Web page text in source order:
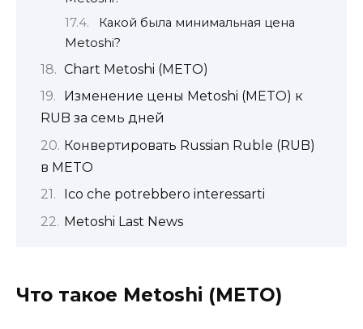
Какой была минимальная цена
Metoshi?
Chart Metoshi (METO)
Изменение цены Metoshi (METO) к
RUB за семь дней
Конвертировать Russian Ruble (RUB)
в METO
Ico che potrebbero interessarti
Metoshi Last News
Что такое Metoshi (METO)